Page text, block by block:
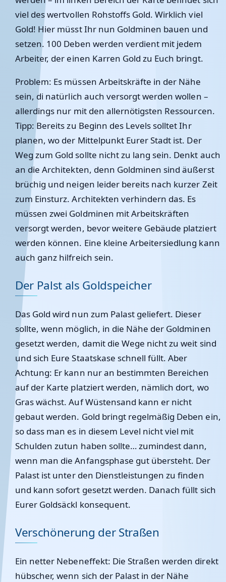
viel des wertvollen Rohstoffs Gold. Wirklich viel
Gold! Hier müsst Ihr nun Goldminen bauen und
setzen. 100 Deben werden verdient mit jedem
Arbeiter, der einen Karren Gold zu Euch bringt.
Problem: Es müssen Arbeitskräfte in der Nähe
sein, di natürlich auch versorgt werden wollen –
allerdings nur mit den allernötigsten Ressourcen.
Tipp: Bereits zu Beginn des Levels solltet Ihr
planen, wo der Mittelpunkt Eurer Stadt ist. Der
Weg zum Gold sollte nicht zu lang sein. Denkt auch
an die Architekten, denn Goldminen sind äußerst
brüchig und neigen leider bereits nach kurzer Zeit
zum Einsturz. Architekten verhindern das. Es
müssen zwei Goldminen mit Arbeitskräften
versorgt werden, bevor weitere Gebäude platziert
werden können. Eine kleine Arbeitersiedlung kann
auch ganz hilfreich sein.
Der Palst als Goldspeicher
Das Gold wird nun zum Palast geliefert. Dieser
sollte, wenn möglich, in die Nähe der Goldminen
gesetzt werden, damit die Wege nicht zu weit sind
und sich Eure Staatskase schnell füllt. Aber
Achtung: Er kann nur an bestimmten Bereichen
auf der Karte platziert werden, nämlich dort, wo
Gras wächst. Auf Wüstensand kann er nicht
gebaut werden. Gold bringt regelmäßig Deben ein,
so dass man es in diesem Level nicht viel mit
Schulden zutun haben sollte… zumindest dann,
wenn man die Anfangsphase gut übersteht. Der
Palast ist unter den Dienstleistungen zu finden
und kann sofort gesetzt werden. Danach füllt sich
Eurer Goldsäckl konsequent.
Verschönerung der Straßen
Ein netter Nebeneffekt: Die Straßen werden direkt
hübscher, wenn sich der Palast in der Nähe